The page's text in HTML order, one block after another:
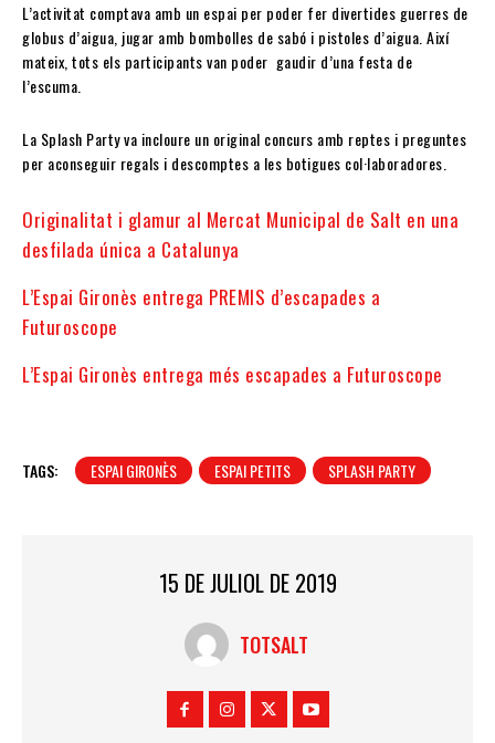
L’activitat comptava amb un espai per poder fer divertides guerres de
globus d’aigua, jugar amb bombolles de sabó i pistoles d’aigua. Així
mateix, tots els participants van poder gaudir d’una festa de
l’escuma.
La Splash Party va incloure un original concurs amb reptes i preguntes
per aconseguir regals i descomptes a les botigues col·laboradores.
Originalitat i glamur al Mercat Municipal de Salt en una
desfilada única a Catalunya
L’Espai Gironès entrega PREMIS d’escapades a
Futuroscope
L’Espai Gironès entrega més escapades a Futuroscope
TAGS: ESPAI GIRONÈS ESPAI PETITS SPLASH PARTY
15 DE JULIOL DE 2019
TOTSALT